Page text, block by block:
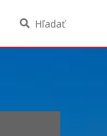
Hľadať